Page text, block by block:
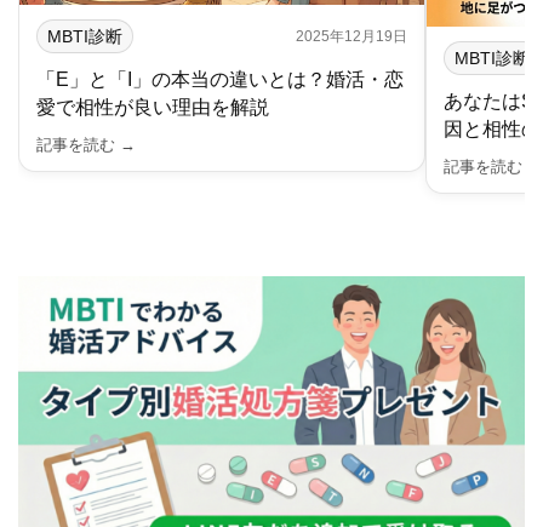
MBTI診断 2025年12月19日
「E」と「I」の本当の違いとは？婚活・恋
愛で相性が良い理由を解説
記事を読む →
MBTI診断
あなたはS
因と相性
記事を読む →